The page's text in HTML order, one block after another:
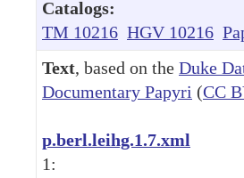
Catalogs:
TM 10216 HGV 10216
Text, based on the Duke
Documentary Papyri (CC
p.berl.leihg.1.7.xml
1: